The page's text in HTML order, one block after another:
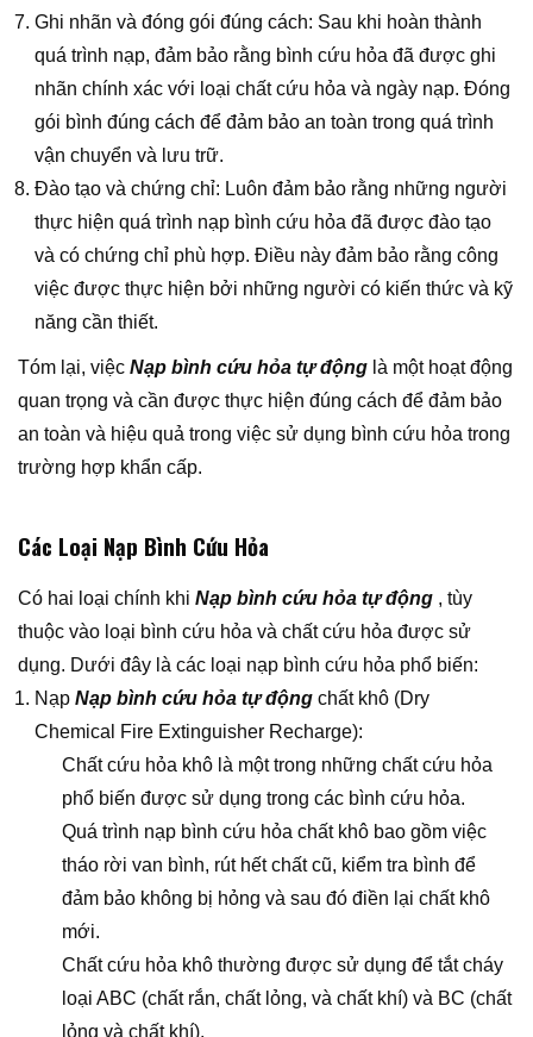
Ghi nhãn và đóng gói đúng cách: Sau khi hoàn thành
quá trình nạp, đảm bảo rằng bình cứu hỏa đã được ghi
nhãn chính xác với loại chất cứu hỏa và ngày nạp. Đóng
gói bình đúng cách để đảm bảo an toàn trong quá trình
vận chuyển và lưu trữ.
Đào tạo và chứng chỉ: Luôn đảm bảo rằng những người
thực hiện quá trình nạp bình cứu hỏa đã được đào tạo
và có chứng chỉ phù hợp. Điều này đảm bảo rằng công
việc được thực hiện bởi những người có kiến thức và kỹ
năng cần thiết.
Tóm lại, việc Nạp bình cứu hỏa tự động là một hoạt động
quan trọng và cần được thực hiện đúng cách để đảm bảo
an toàn và hiệu quả trong việc sử dụng bình cứu hỏa trong
trường hợp khẩn cấp.
Các Loại Nạp Bình Cứu Hỏa
Có hai loại chính khi Nạp bình cứu hỏa tự động , tùy
thuộc vào loại bình cứu hỏa và chất cứu hỏa được sử
dụng. Dưới đây là các loại nạp bình cứu hỏa phổ biến:
NạpNạp bình cứu hỏa tự động chất khô (Dry
Chemical Fire Extinguisher Recharge):
Chất cứu hỏa khô là một trong những chất cứu hỏa
phổ biến được sử dụng trong các bình cứu hỏa.
Quá trình nạp bình cứu hỏa chất khô bao gồm việc
tháo rời van bình, rút hết chất cũ, kiểm tra bình để
đảm bảo không bị hỏng và sau đó điền lại chất khô
mới.
Chất cứu hỏa khô thường được sử dụng để tắt cháy
loại ABC (chất rắn, chất lỏng, và chất khí) và BC (chất
lỏng và chất khí).